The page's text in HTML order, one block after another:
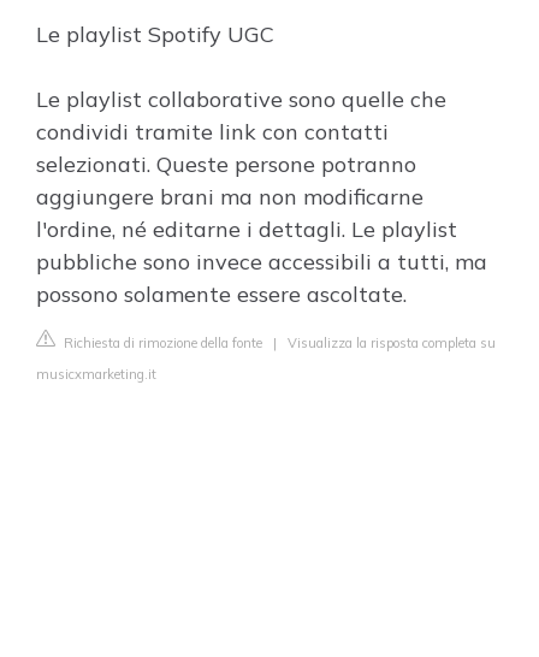
Le playlist Spotify UGC
Le playlist collaborative sono quelle che
condividi tramite link con contatti
selezionati. Queste persone potranno
aggiungere brani ma non modificarne
l'ordine, né editarne i dettagli. Le playlist
pubbliche sono invece accessibili a tutti, ma
possono solamente essere ascoltate.
Richiesta di rimozione della fonte | Visualizza la risposta completa su
musicxmarketing.it